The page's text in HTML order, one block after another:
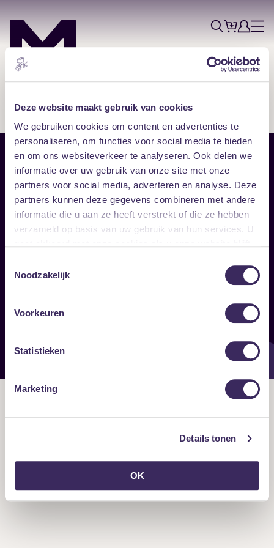
Deze website maakt gebruik van cookies
We gebruiken cookies om content en advertenties te
personaliseren, om functies voor social media te bieden
en om ons websiteverkeer te analyseren. Ook delen we
informatie over uw gebruik van onze site met onze
partners voor social media, adverteren en analyse. Deze
partners kunnen deze gegevens combineren met andere
informatie die u aan ze heeft verstrekt of die ze hebben
verzameld op basis van uw gebruik van hun services. U
Noodzakelijk
Voorkeuren
Statistieken
Marketing
Details tonen
OK
ZoekTicketsAccount
Menu
Sitemap
Home
Vrijwilligers
Verhuur
Disclaimer
Toegankelijkheid
Privacy & cookies
Follow
Onze nieuwsbrief ontvangen?